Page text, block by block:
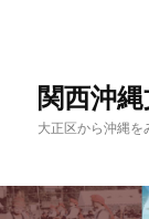
関西沖
大正区から沖縄